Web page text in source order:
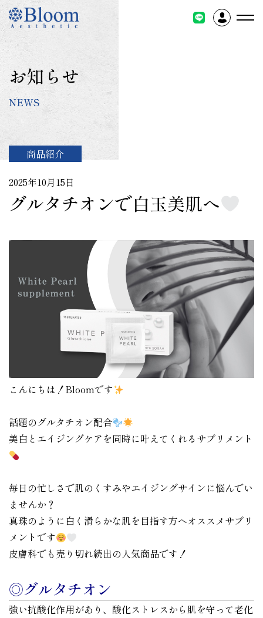
コ
テ
ン
ツ
に
キ
お知らせ
NEWS
商品紹介
2025年10月15日
グルタチオンで白玉美肌へ
こんにちは！Bloomです
話題のグルタチオン配合
美白とエイジングケアを同時に叶えてくれるサプリメント
毎日の忙しさで肌のくすみやエイジングサインに悩んでい
ませんか？
真珠のように白く滑らかな肌を目指す方へオススメサプリ
メントです
皮膚科でも売り切れ続出の人気商品です！
◎グルタチオン
強い抗酸化作用があり、酸化ストレスから肌を守って老化